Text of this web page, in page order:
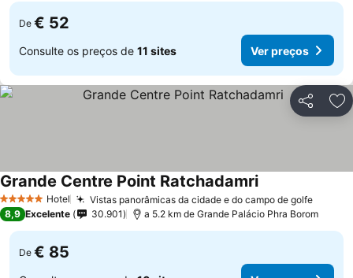
De € 52
Consulte os preços de 11 sites Ver preços
Partilhar
5 Estrelas Hotel Vistas panorâmicas da cidade e do campo de golfe
Grande Centre Point Ratchadamri
8,9 Excelente 30.901 a 5.2 km de Grande Palácio Phra Borom
De € 85